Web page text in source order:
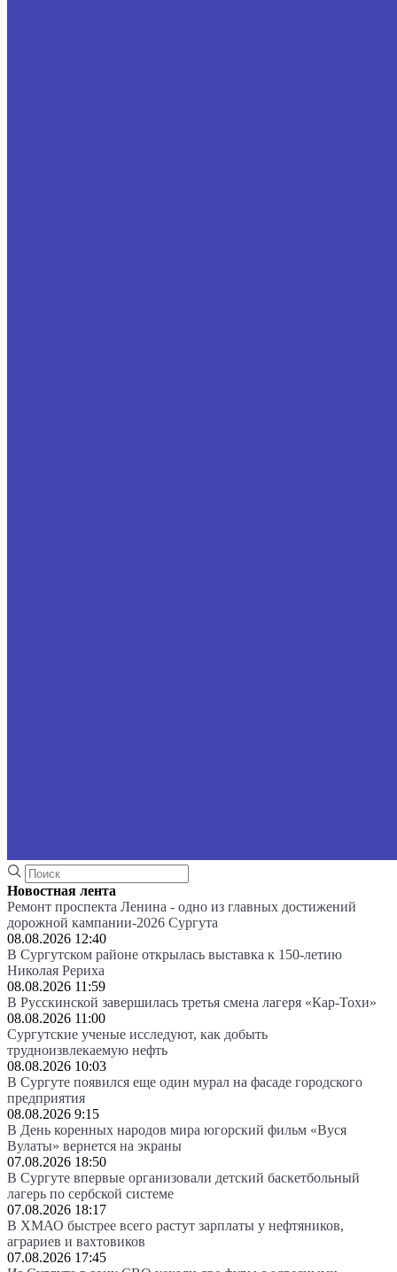
Новостная лента
Ремонт проспекта Ленина - одно из главных достижений
дорожной кампании-2026 Сургута
08.08.2026 12:40
В Сургутском районе открылась выставка к 150-летию
Николая Рериха
08.08.2026 11:59
В Русскинской завершилась третья смена лагеря «Кар-Тохи»
08.08.2026 11:00
Сургутские ученые исследуют, как добыть
трудноизвлекаемую нефть
08.08.2026 10:03
В Сургуте появился еще один мурал на фасаде городского
предприятия
08.08.2026 9:15
В День коренных народов мира югорский фильм «Вуся
Вулаты» вернется на экраны
07.08.2026 18:50
В Сургуте впервые организовали детский баскетбольный
лагерь по сербской системе
07.08.2026 18:17
В ХМАО быстрее всего растут зарплаты у нефтяников,
аграриев и вахтовиков
07.08.2026 17:45